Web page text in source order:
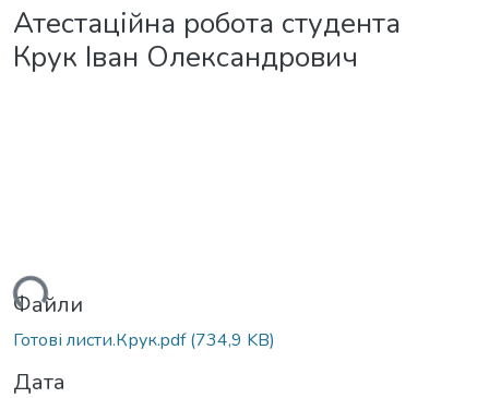
Атестаційна робота студента
Крук Іван Олександрович
Файли
Готові листи.Крук.pdf(734,9 KB)
Дата